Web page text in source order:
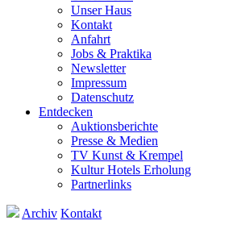
Unser Haus
Kontakt
Anfahrt
Jobs & Praktika
Newsletter
Impressum
Datenschutz
Entdecken
Auktionsberichte
Presse & Medien
TV Kunst & Krempel
Kultur Hotels Erholung
Partnerlinks
Archiv Kontakt